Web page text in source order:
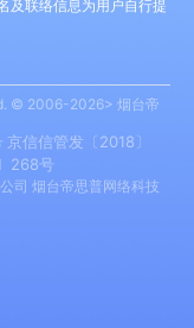
及联络信息为用户自行提
© 2006-2026> 烟台帝
京信信管发〔2018〕
268号
司 烟台帝思普网络科技